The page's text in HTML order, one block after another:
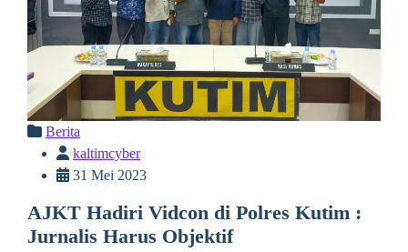
Berita
kaltimcyber
31 Mei 2023
AJKT Hadiri Vidcon di Polres Kutim :
Jurnalis Harus Objektif